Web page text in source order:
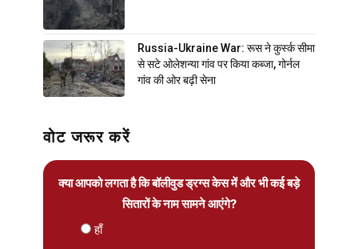
Russia-Ukraine War: रूस ने कुर्स्क सीमा
से सटे ओलेशन्या गांव पर किया कब्जा, गोर्नल
गांव की ओर बढ़ी सेना
वोट जरूर करें
क्या आपको लगता है कि बॉलीवुड ड्रग्स केस में और भी कई बड़े
सितारों के नाम सामने आएंगे?
हाँ